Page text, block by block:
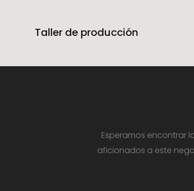
Taller de producción
Esperamos encontrar
aficionados a este